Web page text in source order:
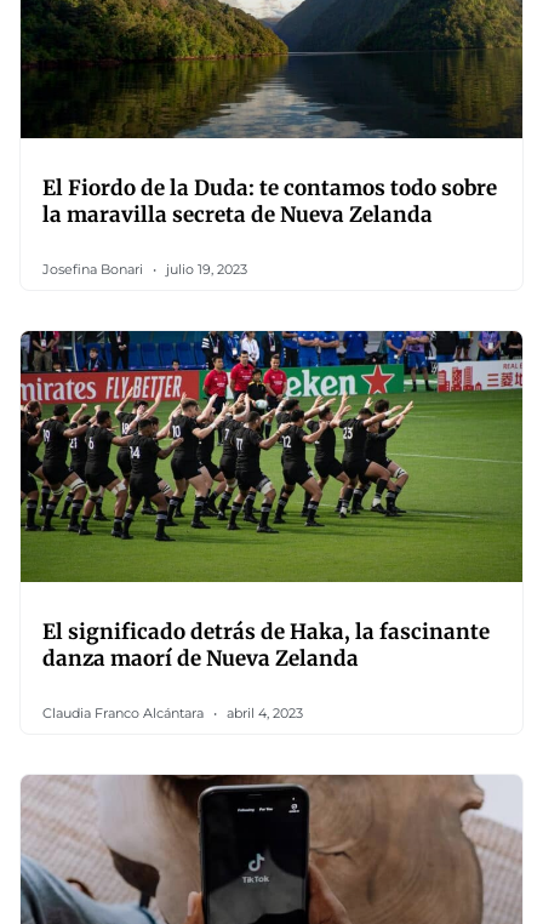
El Fiordo de la Duda: te contamos todo sobre
la maravilla secreta de Nueva Zelanda
Josefina Bonari julio 19, 2023
El significado detrás de Haka, la fascinante
danza maorí de Nueva Zelanda
Claudia Franco Alcántara abril 4, 2023